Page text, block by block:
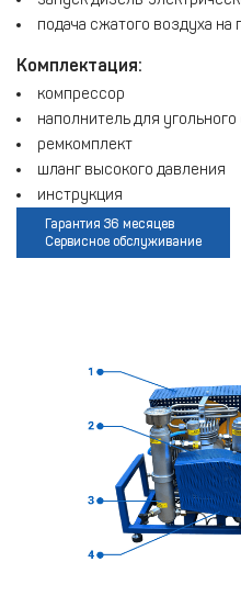
подача сжатого воздуха
Комплектация:
компрессор
наполнитель для
ремкомплект
шланг высокого давления
инструкция
Гарантия 36 месяцев
Сервисное обслуживание